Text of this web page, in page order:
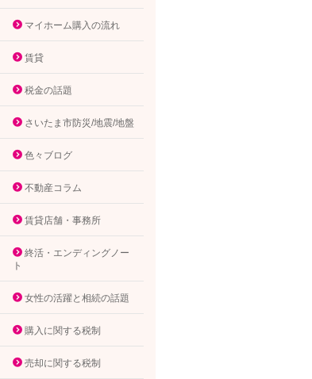
マイホーム購入の流れ
賃貸
税金の話題
さいたま市防災/地震/地盤
色々ブログ
不動産コラム
賃貸店舗・事務所
終活・エンディングノー
ト
女性の活躍と相続の話題
購入に関する税制
売却に関する税制